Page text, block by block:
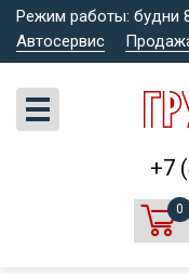
Режим работы: будни
Автосервис
+7
0